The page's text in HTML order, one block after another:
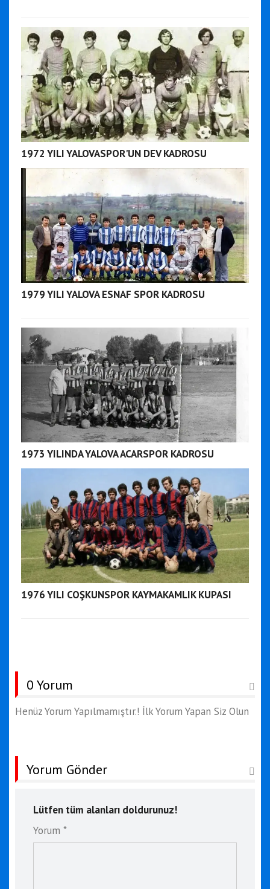
1972 YILI YALOVASPOR'UN DEV KADROSU
1979 YILI YALOVA ESNAF SPOR KADROSU
1973 YILINDA YALOVA ACARSPOR KADROSU
1976 YILI COŞKUNSPOR KAYMAKAMLIK KUPASI
0 Yorum
Henüz Yorum Yapılmamıştır.! İlk Yorum Yapan Siz Olun
Yorum Gönder
Lütfen tüm alanları doldurunuz!
Yorum *